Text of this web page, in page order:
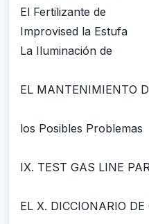
El Fertilizante de
Improvised la Estufa
La Iluminación de
EL MANTENIMIENTO
los Posibles Problemas
IX. TEST GAS LINE
EL X. DICCIONARIO